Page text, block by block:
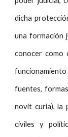
dicha
una formación
conocer como
fuentes,
novit curia), la
civiles y